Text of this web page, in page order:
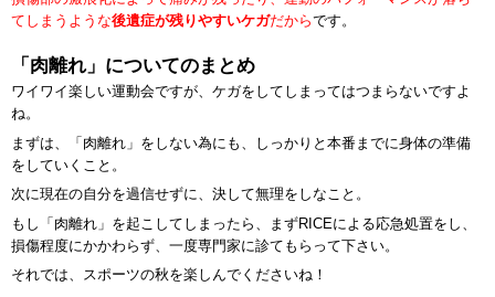
てしまうような後遺症が残りやすいケガだからです。
「肉離れ」についてのまとめ
ワイワイ楽しい運動会ですが、ケガをしてしまってはつまらないですよ
ね。
まずは、「肉離れ」をしない為にも、しっかりと本番までに身体の準備
をしていくこと。
次に現在の自分を過信せずに、決して無理をしなこと。
もし「肉離れ」を起こしてしまったら、まずRICEによる応急処置をし、
損傷程度にかかわらず、一度専門家に診てもらって下さい。
それでは、スポーツの秋を楽しんでくださいね！